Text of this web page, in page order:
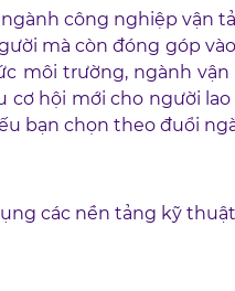
công nghiệp vận
mà còn đóng góp
môi trường, ngành
hội mới cho người
bạn chọn theo đuổi
các nền tảng kỹ